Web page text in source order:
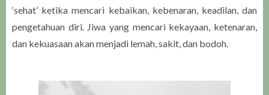
‘sehat’ ketika mencari kebaikan, kebenaran, keadilan, dan
pengetahuan diri. Jiwa yang mencari kekayaan, ketenaran,
dan kekuasaan akan menjadi lemah, sakit, dan bodoh.